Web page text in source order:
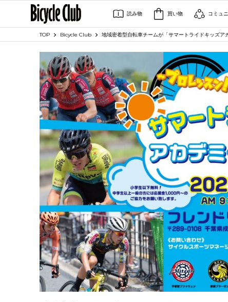
読み物 買い物 コミュ
TOP Bicycle Club 地域密着型自転車チームが「サマートライドキッズ